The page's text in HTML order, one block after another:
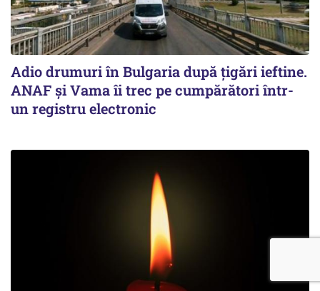
Adio drumuri în Bulgaria după țigări ieftine.
ANAF și Vama îi trec pe cumpărători într-
un registru electronic